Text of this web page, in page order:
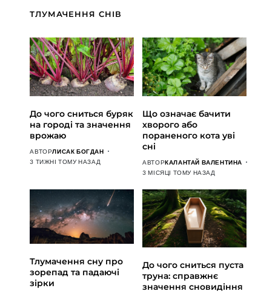
ТЛУМАЧЕННЯ СНІВ
До чого сниться буряк
на городі та значення
врожаю
АВТОРЛИСАК БОГДАН
3 ТИЖНІ ТОМУ НАЗАД
Що означає бачити
хворого або
пораненого кота уві
сні
АВТОРКАЛАНТАЙ ВАЛЕНТИНА
3 МІСЯЦІ ТОМУ НАЗАД
Тлумачення сну про
зорепад та падаючі
зірки
До чого сниться пуста
труна: справжнє
значення сновидіння